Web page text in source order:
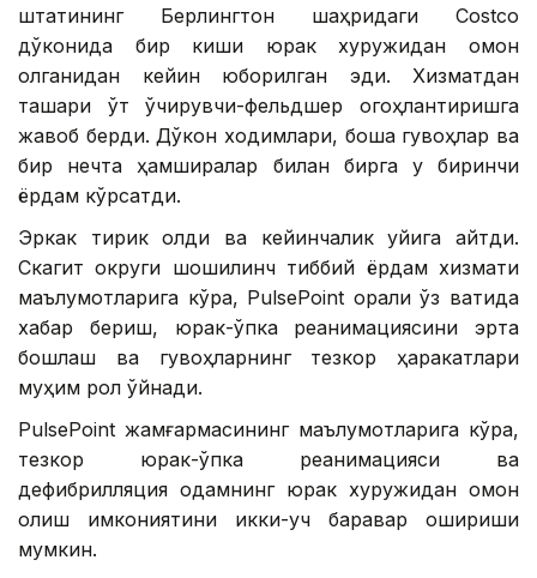
штатининг Берлингтон шаҳридаги Costco
дўконида бир киши юрак хуружидан омон
қолганидан кейин юборилган эди. Хизматдан
ташқари ўт ўчирувчи-фельдшер огоҳлантиришга
жавоб берди. Дўкон ходимлари, бошқа гувоҳлар ва
бир нечта ҳамширалар билан бирга у биринчи
ёрдам кўрсатди.
Эркак тирик қолди ва кейинчалик уйига қайтди.
Скагит округи шошилинч тиббий ёрдам хизмати
маълумотларига кўра, PulsePoint орқали ўз вақтида
хабар бериш, юрак-ўпка реанимациясини эрта
бошлаш ва гувоҳларнинг тезкор ҳаракатлари
муҳим рол ўйнади.
PulsePoint жамғармасининг маълумотларига кўра,
тезкор юрак-ўпка реанимацияси ва
дефибрилляция одамнинг юрак хуружидан омон
қолиш имкониятини икки-уч баравар ошириши
мумкин.